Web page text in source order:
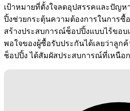
เป้าหมายที่ตั้งใจลดอุปสรรคและปัญห
ปิ้งช่วยกระตุ้นความต้องการในการซื้
สร้างประสบการณ์ช็อปปิ้งแบบไร้ขอบ
พอใจของผู้ซื้อรับประกันได้เลยว่าลูก
ช็อปปิ้ง ได้สัมผัสประสบการณ์ที่เหนือ